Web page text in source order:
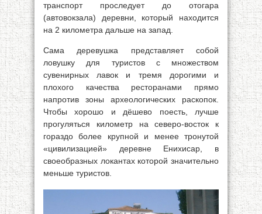
транспорт проследует до отогара
(автовокзала) деревни, который находится
на 2 километра дальше на запад.
Сама деревушка представляет собой
ловушку для туристов с множеством
сувенирных лавок и тремя дорогими и
плохого качества ресторанами прямо
напротив зоны археологических раскопок.
Чтобы хорошо и дёшево поесть, лучше
прогуляться километр на северо-восток к
гораздо более крупной и менее тронутой
«цивилизацией» деревне Енихисар, в
своеобразных локантах которой значительно
меньше туристов.